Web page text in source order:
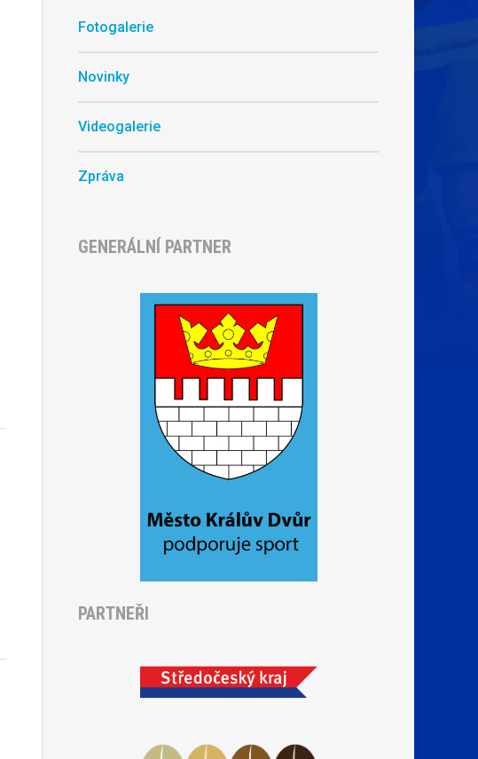
Fotogalerie
Novinky
Videogalerie
Zpráva
GENERÁLNÍ PARTNER
PARTNEŘI